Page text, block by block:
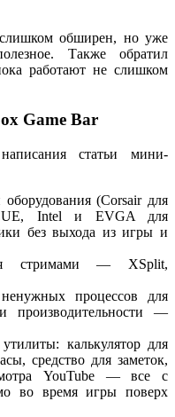
обширен, но уже
Также обратил
работают не слишком
Game Bar
статьи мини-
(Corsair для
Intel и EVGA для
без выхода из игры и
стримами — XSplit,
процессов для
производительности —
калькулятор для
средство для заметок,
YouTube — все с
во время игры поверх